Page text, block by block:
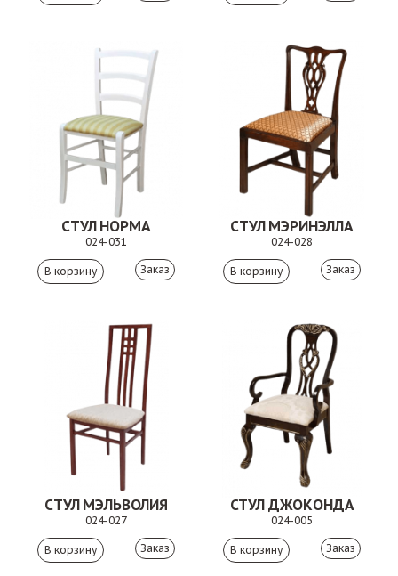
СТУЛ НОРМА
024-031
Заказ
СТУЛ МЭРИНЭЛЛА
024-028
Заказ
СТУЛ МЭЛЬВОЛИЯ
024-027
Заказ
СТУЛ ДЖОКОНДА
024-005
Заказ